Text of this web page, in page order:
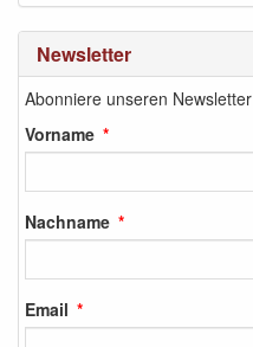
Newsletter
Abonniere unseren Newsletter
Vorname
Nachname
Email